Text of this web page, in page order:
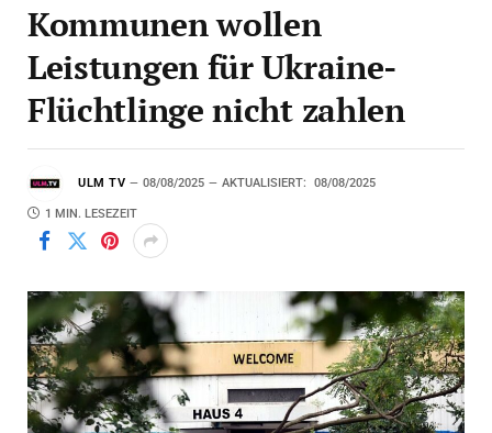
Kommunen wollen
Leistungen für Ukraine-
Flüchtlinge nicht zahlen
ULM TV 08/08/2025 AKTUALISIERT: 08/08/2025
1 MIN. LESEZEIT